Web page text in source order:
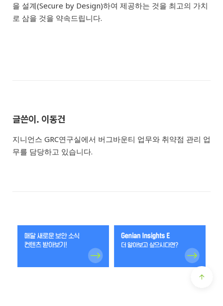
을 설계(Secure by Design)하여 제공하는 것을 최고의 가치
로 삼을 것을 약속드립니다.
글쓴이. 이동건
지니언스 GRC연구실에서 버그바운티 업무와 취약점 관리 업
무를 담당하고 있습니다.